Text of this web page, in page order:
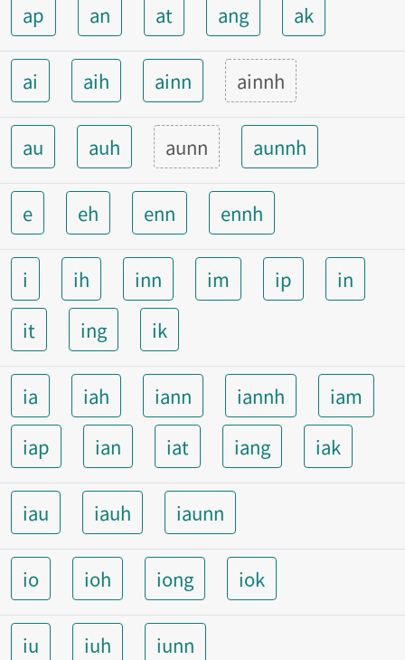
ap
an at ang ak
ai aih ainn ainnh
au auh aunn aunnh
e eh enn ennh
i ih inn im ip
in
it
ing ik
ia iah iann iannh
iam
iap
ian iat iang iak
iau iauh iaunn
io ioh iong iok
iu iuh iunn